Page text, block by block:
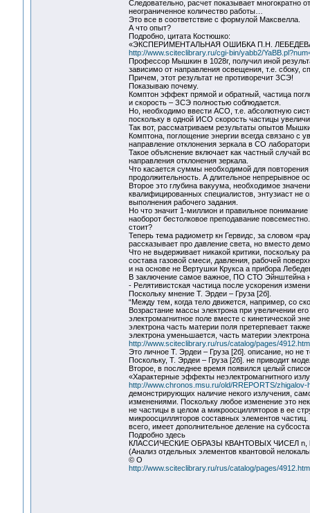
Следовательно, расчет показывает многократно
неограниченное количество работы…
Это все в соответствие с формулой Максвелла.
А что опыт?
Подробно, цитата Костюшко:
«ЭКСПЕРИМЕНТАЛЬНАЯ ОШИБКА П.Н.
http://www.sciteclibrary.ru/cgi-bin/yabb2/
Профессор Мышкин в 1028г, получил иной
зависимо от направления освещения, т.е. сбоку,
Причем, этот результат не противоречит ЗСЭ!
Показываю почему.
Комптон эффект прямой и обратный, частица
и скорость – ЗСЭ полностью соблюдается.
Но, необходимо ввести АСО, т.е. абсолютную
поскольку в одной ИСО скорость частицы
Так вот, рассматриваем результаты опытов
Комптона, поглощение энергии всегда связано с
направление отклонения зеркала в СО
Такое объяснение включает как частный случай
направления отклонения зеркала.
Что касается суммы необходимой для
продолжительность. А длительное непрерывное
Второе это глубина вакуума, необходимое
квалифицированных специалистов, энтузиаст не
выполнения рабочего задания.
Но что значит 1-миллион и правильное
наоборот бестолковое преподавание
стоит?
Теперь тема радиометр кн Гервидс, за словом
рассказывает про давление света, но вместо
Что не выдерживает никакой критики, поскольку
состава газовой смеси, давления, рабочей
и на основе не Вертушки Крукса а прибора
В заключение самое важное, ПО СТО Эйнштейна
- Релятивистская частица после ускорения
Поскольку мнение Т. Эрдеи – Груза [2б].
“Между тем, когда тело движется, например, со
Возрастание массы электрона при увеличении
электромагнитное поле вместе с кинетической
электрона часть материи поля претерпевает
электрона уменьшается, часть материи
http://www.sciteclibrary.ru/rus/catalog/pages/
Это личное Т. Эрдеи – Груза [2б]. описание, но не
Поскольку, Т. Эрдеи – Груза [2б]. не приводит
Второе, в последнее время появился целый
«Характерные эффекты неэлектромагнитного
http://www.chronos.msu.ru/old/RREPORTS/
демонстрирующих наличие некого излучения,
изменениями. Поскольку любое изменение это
не частицы в целом а микроосцилляторов в ее
микроосцилляторов составных элементов
всего, имеет дополнительное деление на
Подробно здесь
КЛАССИЧЕСКИЕ ОБРАЗЫ КВАНТОВЫХ ЧИСЕЛ n,
(Анализ отдельных элементов квантовой
© О
http://www.sciteclibrary.ru/rus/catalog/pages/